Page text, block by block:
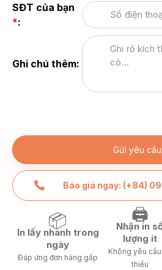
SĐT của bạn
*:
Ghi chú thêm:
Báo giá ngay: (+84)
📦
In lấy nhanh trong
ngày
Đáp ứng đơn hàng gấp
🖨️
Nhận in
lượng ít
Không yêu
thiểu